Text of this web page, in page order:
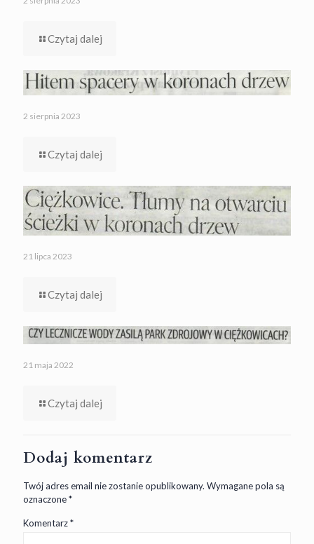
Czytaj dalej
2 sierpnia 2023
Czytaj dalej
21 lipca 2023
Czytaj dalej
21 maja 2022
Czytaj dalej
Dodaj komentarz
Twój adres email nie zostanie opublikowany. Wymagane pola są
oznaczone*
Komentarz*